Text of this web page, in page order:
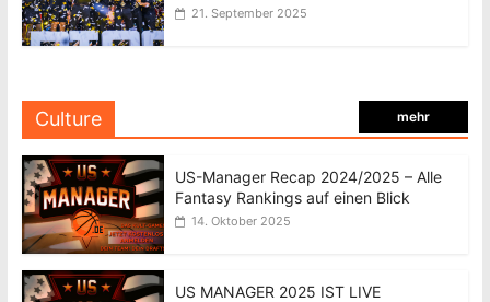
21. September 2025
Culture mehr
US-Manager Recap 2024/2025 – Alle
Fantasy Rankings auf einen Blick
14. Oktober 2025
US MANAGER 2025 IST LIVE